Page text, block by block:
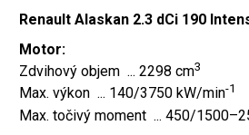
Renault Alaskan 2.3 dCi 190
Motor:
Zdvihový objem ... 2298 cm3
Max. výkon ... 140/3750 kW/min-1
Max. točivý moment ... 450/